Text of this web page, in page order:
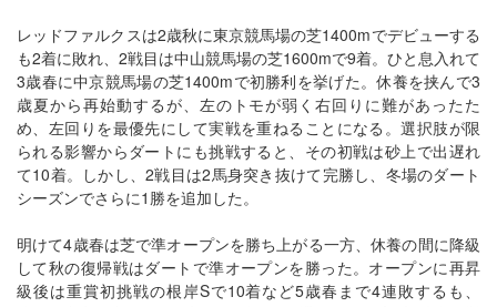
レッドファルクスは2歳秋に東京競馬場の芝1400mでデビューする
も2着に敗れ、2戦目は中山競馬場の芝1600mで9着。ひと息入れて
3歳春に中京競馬場の芝1400mで初勝利を挙げた。休養を挟んで3
歳夏から再始動するが、左のトモが弱く右回りに難があったた
め、左回りを最優先にして実戦を重ねることになる。選択肢が限
られる影響からダートにも挑戦すると、その初戦は砂上で出遅れ
て10着。しかし、2戦目は2馬身突き抜けて完勝し、冬場のダート
シーズンでさらに1勝を追加した。
明けて4歳春は芝で準オープンを勝ち上がる一方、休養の間に降級
して秋の復帰戦はダートで準オープンを勝った。オープンに再昇
級後は重賞初挑戦の根岸Sで10着など5歳春まで4連敗するも、